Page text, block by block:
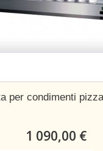
per condimenti
1 090,00 €